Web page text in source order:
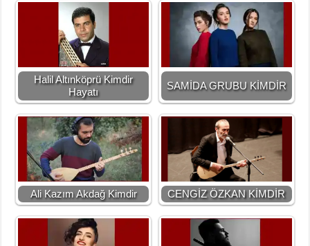
Halil Altınköprü Kimdir
Hayatı
SAMİDA GRUBU KİMDİR
Ali Kazım Akdağ Kimdir CENGİZ ÖZKAN KİMDİR